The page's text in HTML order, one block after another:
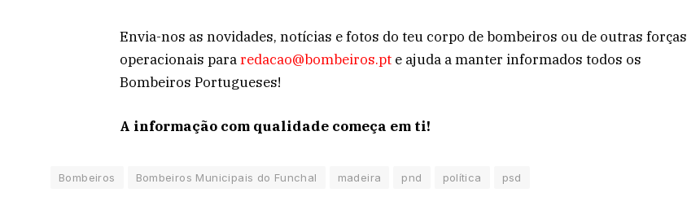
Envia-nos as novidades, notícias e fotos do teu corpo de bombeiros ou de outras forças
operacionais pararedacao@bombeiros.pt e ajuda a manter informados todos os
Bombeiros Portugueses!
A informação com qualidade começa em ti!
Bombeiros Bombeiros Municipais do Funchal madeira pnd política psd